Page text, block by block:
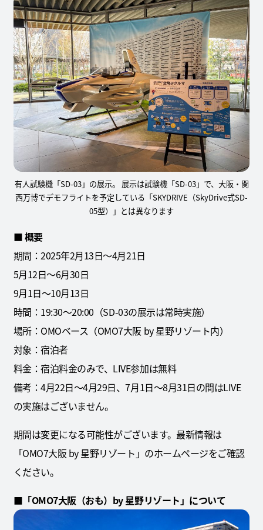
有人試験機「SD-03」の展示。 展示は試験機「SD-03」で、大阪・関
西万博でデモフライトを予定している「SKYDRIVE（SkyDrive式SD-
05型）」とは異なります
■ 概要
期間：2025年2月13日～4月21日
5月12日～6月30日
9月1日～10月13日
時間：19:30～20:00（SD-03の展示は常時実施）
場所：OMOベース（OMO7大阪 by 星野リゾート内）
対象：宿泊者
料金：宿泊料金のみで、LIVE参加は無料
備考：4月22日～4月29日、7月1日～8月31日の間はLIVE
の実施はございません。
期間は変更になる可能性がございます。最新情報は
「OMO7大阪 by 星野リゾート」のホームページをご確認
ください。
■「OMO7大阪（おも）by 星野リゾート」について